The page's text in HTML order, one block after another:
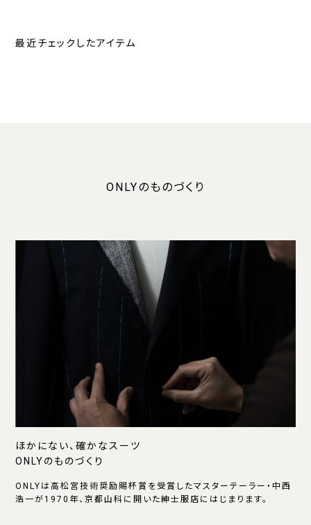
最近チェックしたアイテム
ONLYのものづくり
ほかにない、確かなスーツ
ONLYのものづくり
ONLYは高松宮技術奨励賜杯賞を受賞したマスターテーラー・中西
浩一が1970年、京都山科に開いた紳士服店にはじまります。